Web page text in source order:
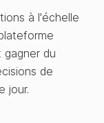
à l'échelle
gagner du
de
jour.